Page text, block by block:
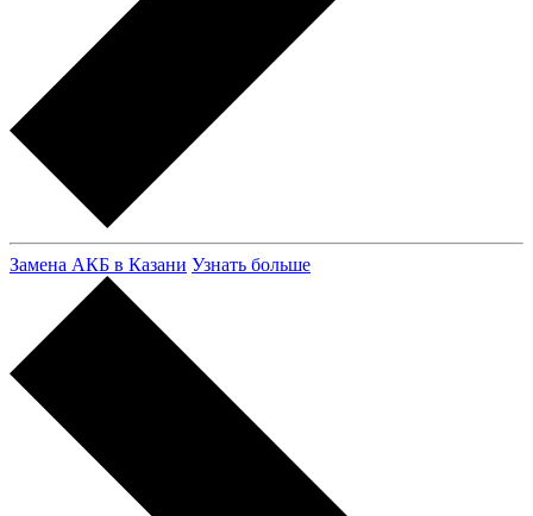
Замена АКБ в Казани Узнать больше